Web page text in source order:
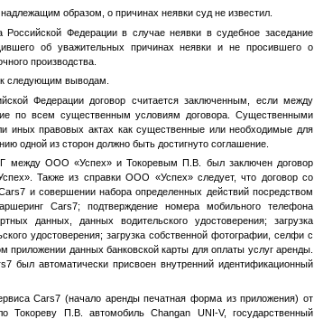
образом, о причинах неявки суд не известил.
Российской Федерации в случае неявки в судебное заседание
об уважительных причинах неявки и не просившего о
производства.
следующим выводам.
Федерации договор считается заключенным, если между
по всем существенным условиям договора. Существенными
иных правовых актах как существенные или необходимые для
одной из сторон должно быть достигнуто соглашение.
между ООО «Успех» иТокоревым П.В.
был заключен договор
Также из справки ООО «Успех» следует, что договор со
и совершении набора определенных действий посредством
Cars7; подтверждение номера мобильного телефона
данных, данных водительского удостоверения; загрузка
удостоверения; загрузка собственной фотографии, селфи с
данных банковской карты для оплаты услуг аренды.
был автоматически присвоен внутренний идентификационный
Cars7 (начало аренды печатная форма из приложения) от
Токореву П.В.
автомобиль Changan UNI-V, государственный